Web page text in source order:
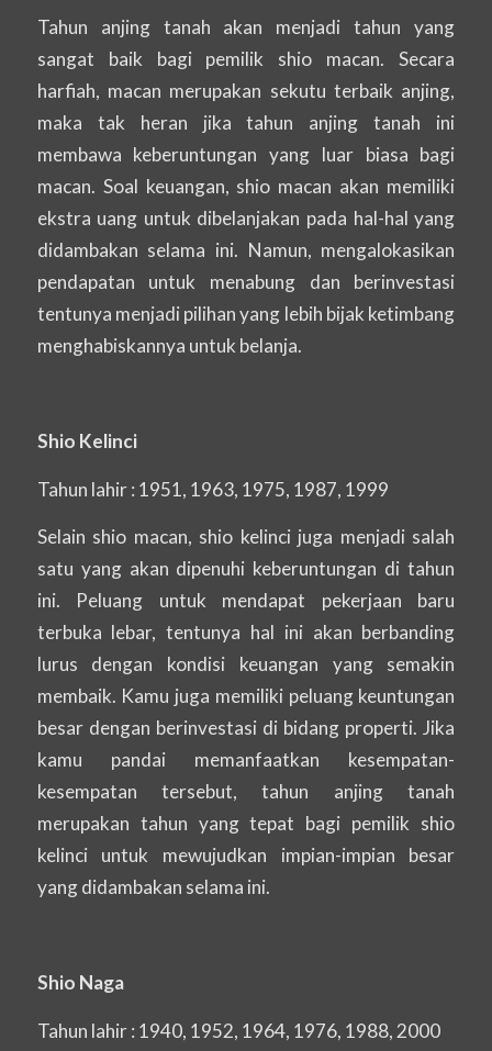
Tahun anjing tanah akan menjadi tahun yang
sangat baik bagi pemilik shio macan. Secara
harfiah, macan merupakan sekutu terbaik anjing,
maka tak heran jika tahun anjing tanah ini
membawa keberuntungan yang luar biasa bagi
macan. Soal keuangan, shio macan akan memiliki
ekstra uang untuk dibelanjakan pada hal-hal yang
didambakan selama ini. Namun, mengalokasikan
pendapatan untuk menabung dan berinvestasi
tentunya menjadi pilihan yang lebih bijak ketimbang
menghabiskannya untuk belanja.
Shio Kelinci
Tahun lahir : 1951, 1963, 1975, 1987, 1999
Selain shio macan, shio kelinci juga menjadi salah
satu yang akan dipenuhi keberuntungan di tahun
ini. Peluang untuk mendapat pekerjaan baru
terbuka lebar, tentunya hal ini akan berbanding
lurus dengan kondisi keuangan yang semakin
membaik. Kamu juga memiliki peluang keuntungan
besar dengan berinvestasi di bidang properti. Jika
kamu pandai memanfaatkan kesempatan-
kesempatan tersebut, tahun anjing tanah
merupakan tahun yang tepat bagi pemilik shio
kelinci untuk mewujudkan impian-impian besar
yang didambakan selama ini.
Shio Naga
Tahun lahir : 1940, 1952, 1964, 1976, 1988, 2000